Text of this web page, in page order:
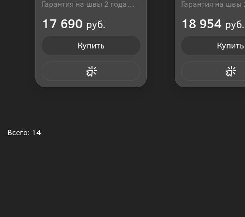
Гарантия на швы 2 года
17 690 руб.
Купить
Гарантия на швы
18 954 руб.
Купить
Всего: 14